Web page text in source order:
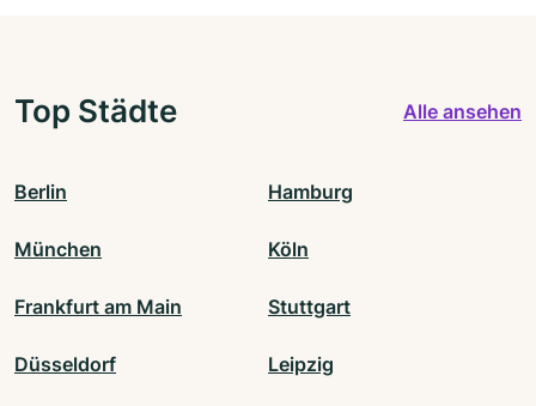
Top Städte Alle ansehen
Berlin Hamburg
München Köln
Frankfurt am Main Stuttgart
Düsseldorf Leipzig